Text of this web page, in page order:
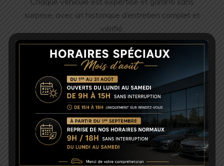
surprise, avec un historique d’entretien complet et
vérifié.
Accompagnement personnalisé
Nous trouvons le véhicule qu’il vous faut, quelle que
soit la marque, sous 48h. Votre satisfaction est notre